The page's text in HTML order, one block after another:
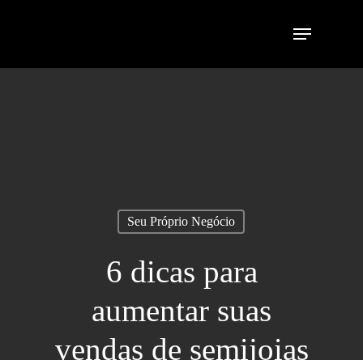
Seu Próprio Negócio
6 dicas para
aumentar suas
vendas de semijoias